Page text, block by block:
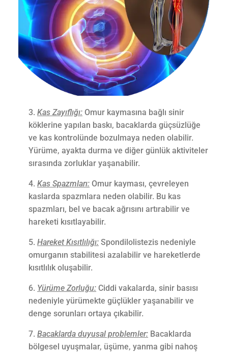
Kas Zayıflığı: Omur kaymasına bağlı sinir
köklerine yapılan baskı, bacaklarda güçsüzlüğe
ve kas kontrolünde bozulmaya neden olabilir.
Yürüme, ayakta durma ve diğer günlük aktiviteler
sırasında zorluklar yaşanabilir.
Kas Spazmları: Omur kayması, çevreleyen
kaslarda spazmlara neden olabilir. Bu kas
spazmları, bel ve bacak ağrısını artırabilir ve
hareketi kısıtlayabilir.
Hareket Kısıtlılığı: Spondilolistezis nedeniyle
omurganın stabilitesi azalabilir ve hareketlerde
kısıtlılık oluşabilir.
Yürüme Zorluğu: Ciddi vakalarda, sinir basısı
nedeniyle yürümekte güçlükler yaşanabilir ve
denge sorunları ortaya çıkabilir.
Bacaklarda duyusal problemler: Bacaklarda
bölgesel uyuşmalar, üşüme, yanma gibi nahoş